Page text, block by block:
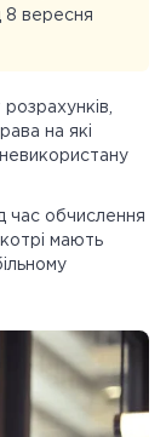
8 вересня
на які
час обчислення
мають